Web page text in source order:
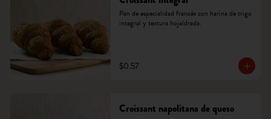
Pan de especialidad francés con harina de trigo
integral y textura hojaldrada.
$0.57
Croissant napolitana de queso